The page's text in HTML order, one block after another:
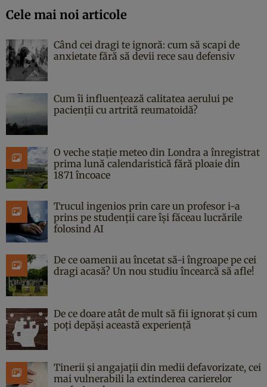
Cele mai noi articole
Când cei dragi te ignoră: cum să scapi de
anxietate fără să devii rece sau defensiv
Cum îi influențează calitatea aerului pe
pacienții cu artrită reumatoidă?
O veche stație meteo din Londra a înregistrat
prima lună calendaristică fără ploaie din
1871 încoace
Trucul ingenios prin care un profesor i-a
prins pe studenții care își făceau lucrările
folosind AI
De ce oamenii au încetat să-i îngroape pe cei
dragi acasă? Un nou studiu încearcă să afle!
De ce doare atât de mult să fii ignorat și cum
poți depăși această experiență
Tinerii și angajații din medii defavorizate, cei
mai vulnerabili la extinderea carierelor